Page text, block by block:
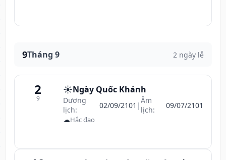
9Tháng 9 2 ngày lễ
2
9
☀️Ngày Quốc Khánh
Dương
lịch:
02/09/2101 |Âm
lịch:
09/07/2101
☁Hắc đạo